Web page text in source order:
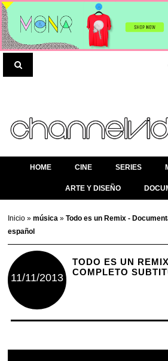
HOME CINE SERIES
ARTE Y DISEÑO
Inicio»música»Todo es un Remix -
español
11/11/2013
TODO ES UN
COMPLETO